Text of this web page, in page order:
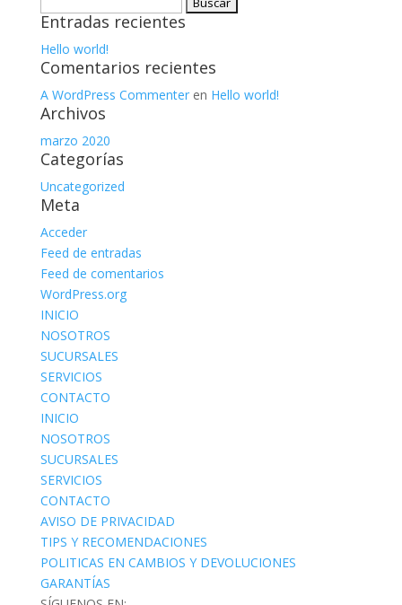
Entradas recientes
Hello world!
Comentarios recientes
A WordPress Commenteren Hello world!
Archivos
marzo 2020
Categorías
Uncategorized
Meta
Acceder
Feed de entradas
Feed de comentarios
WordPress.org
INICIO
NOSOTROS
SUCURSALES
SERVICIOS
CONTACTO
INICIO
NOSOTROS
SUCURSALES
SERVICIOS
CONTACTO
AVISO DE PRIVACIDAD
TIPS Y RECOMENDACIONES
POLITICAS EN CAMBIOS Y DEVOLUCIONES
GARANTÍAS